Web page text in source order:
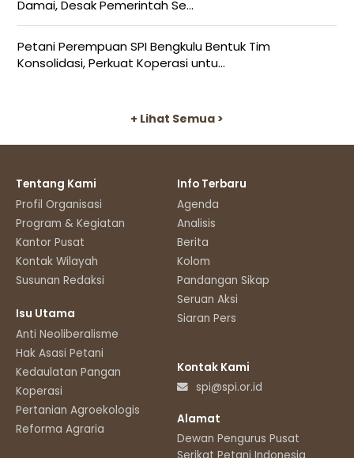
Damai, Desak Pemerintah Se...
Petani Perempuan SPI Bengkulu Bentuk Tim
Konsolidasi, Perkuat Koperasi untu...
+ Lihat Semua >
Tentang Kami
Profil Organisasi
Program & Kegiatan
Kantor Pusat
Kontak Wilayah
Susunan Redaksi
Isu Utama
Anti Neoliberalisme
Hak Asasi Petani
Kedaulatan Pangan
Koperasi
Pertanian Agroekologis
Reforma Agraria
Info Terbaru
Agenda
Analisis
Berita
Kolom
Pandangan Sikap
Seruan Aksi
Siaran Pers
Kontak Kami
spi@spi.or.id
Alamat
Dewan Pengurus Pusat